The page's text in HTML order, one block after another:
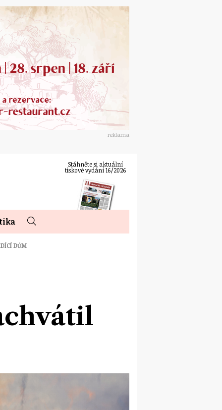
reklama
Stáhněte si aktuální
tiskové vydání 16/2026
DŮM